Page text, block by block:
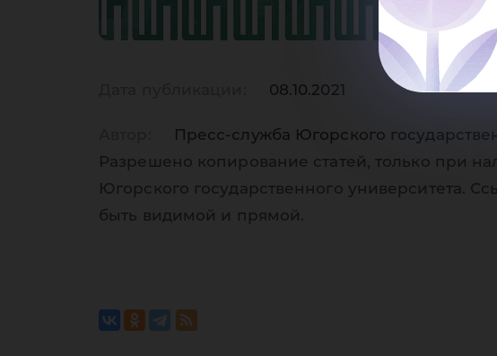
08.10.2021
Пресс-служба Югорского
Разрешено копирование статей, только при
Югорского государственного университета.
быть видимой и прямой.